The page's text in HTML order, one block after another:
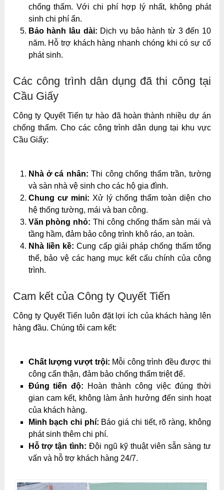
chống thấm. Với chi phí hợp lý nhất, không phát
sinh chi phí ẩn.
Bảo hành lâu dài: Dịch vụ bảo hành từ 3 đến 10
năm. Hỗ trợ khách hàng nhanh chóng khi có sự cố
phát sinh.
Các công trình dân dụng đã thi công tại
Cầu Giấy
Công ty Quyết Tiến tự hào đã hoàn thành nhiều dự án
chống thấm. Cho các công trình dân dụng tại khu vực
Cầu Giấy:
Nhà ở cá nhân: Thi công chống thấm trần, tường
và sàn nhà vệ sinh cho các hộ gia đình.
Chung cư mini: Xử lý chống thấm toàn diện cho
hệ thống tường, mái và ban công.
Văn phòng nhỏ: Thi công chống thấm sàn mái và
tầng hầm, đảm bảo công trình khô ráo, an toàn.
Nhà liền kề: Cung cấp giải pháp chống thấm tổng
thể, bảo vệ các hạng mục kết cấu chính của công
trình.
Cam kết của Công ty Quyết Tiến
Công ty Quyết Tiến luôn đặt lợi ích của khách hàng lên
hàng đầu. Chúng tôi cam kết:
Chất lượng vượt trội: Mỗi công trình đều được thi
công cẩn thận, đảm bảo chống thấm triệt để.
Đúng tiến độ: Hoàn thành công việc đúng thời
gian cam kết, không làm ảnh hưởng đến sinh hoạt
của khách hàng.
Minh bạch chi phí: Báo giá chi tiết, rõ ràng, không
phát sinh thêm chi phí.
Hỗ trợ tận tình: Đội ngũ kỹ thuật viên sẵn sàng tư
vấn và hỗ trợ khách hàng 24/7.